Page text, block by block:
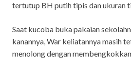
tertutup BH putih tipis dan ukuran
Saat kucoba buka pakaian
kanannya, War keliatannya masih
menolong dengan